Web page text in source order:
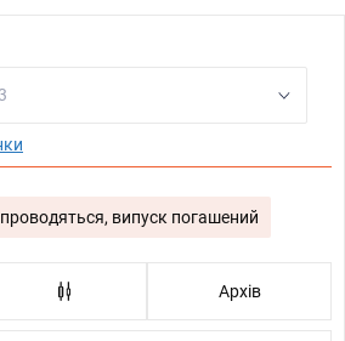
проводяться, випуск погашений
Архів